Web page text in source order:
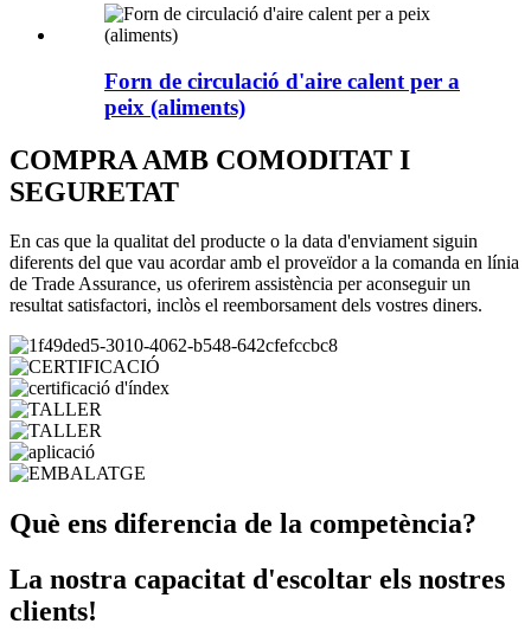
Forn de circulació d'aire calent per a
peix (aliments)
COMPRA AMB COMODITAT I
SEGURETAT
En cas que la qualitat del producte o la data d'enviament siguin
diferents del que vau acordar amb el proveïdor a la comanda en línia
de Trade Assurance, us oferirem assistència per aconseguir un
resultat satisfactori, inclòs el reemborsament dels vostres diners.
Què ens diferencia de la competència?
La nostra capacitat d'escoltar els nostres
clients!